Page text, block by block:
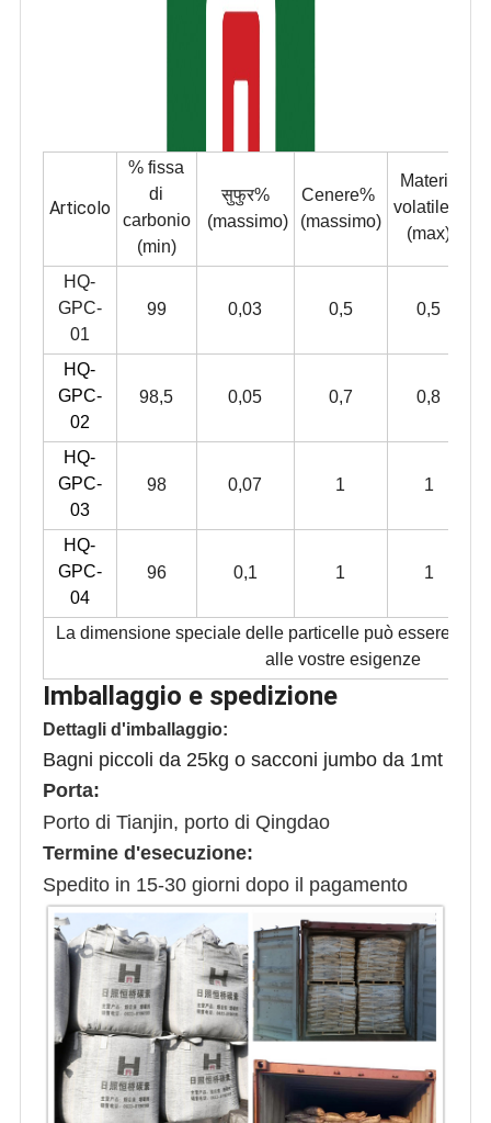
Articolo
% fissa
di
carbonio
(min)
सुफुर%
(massimo)
Cenere%
(massimo)
Materia
volatile%
(max)
HQ-
GPC-
01
99 0,03 0,5 0,5
HQ-
GPC-
02
98,5 0,05 0,7 0,8
HQ-
GPC-
03
98 0,07 1 1
HQ-
GPC-
04
96 0,1 1 1
La dimensione speciale delle particelle può essere
alle vostre esigenze
Imballaggio e spedizione
Dettagli d'imballaggio:
Bagni piccoli da 25kg o sacconi jumbo da 1mt
Porta:
Porto di Tianjin, porto di Qingdao
Termine d'esecuzione:
Spedito in 15-30 giorni dopo il pagamento